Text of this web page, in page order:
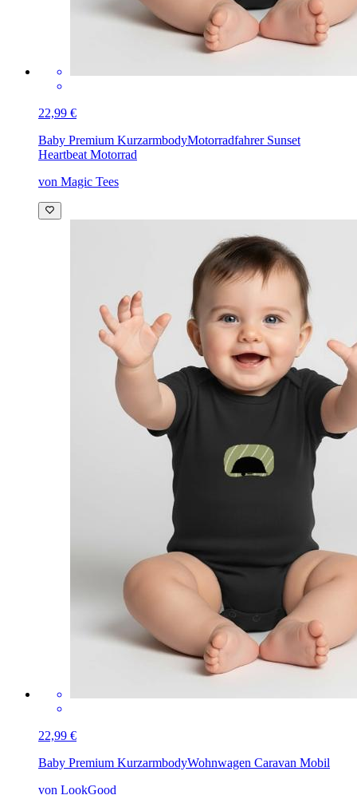
22,99 €
Baby Premium KurzarmbodyMotorradfahrer Sunset
Heartbeat Motorrad
von Magic Tees
22,99 €
Baby Premium KurzarmbodyWohnwagen Caravan Mobil
von LookGood